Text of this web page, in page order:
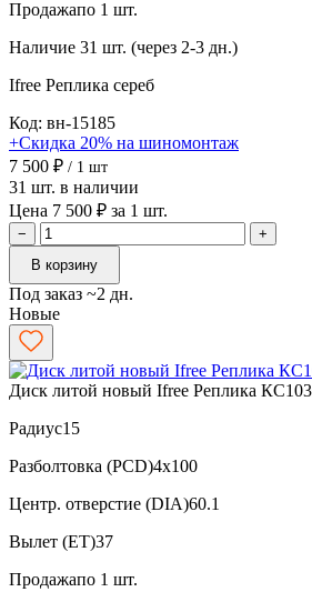
Продажапо 1 шт.
Наличие 31 шт. (через 2-3 дн.)
Ifree Реплика сереб
Код: вн-15185
+Скидка 20% на шиномонтаж
7 500 ₽ / 1 шт
31 шт. в наличии
Цена 7 500 ₽ за 1 шт.
−
+
В корзину
Под заказ ~2 дн.
Новые
Диск литой новый Ifree Реплика
Радиус15
Разболтовка (PCD)4x100
Центр. отверстие (DIA)60.1
Вылет (ET)37
Продажапо 1 шт.